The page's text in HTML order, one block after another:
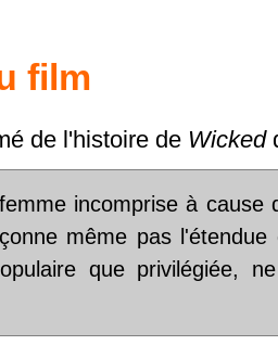
film
de l'histoire de Wicked
incomprise à cause
même pas
que privilégiée,